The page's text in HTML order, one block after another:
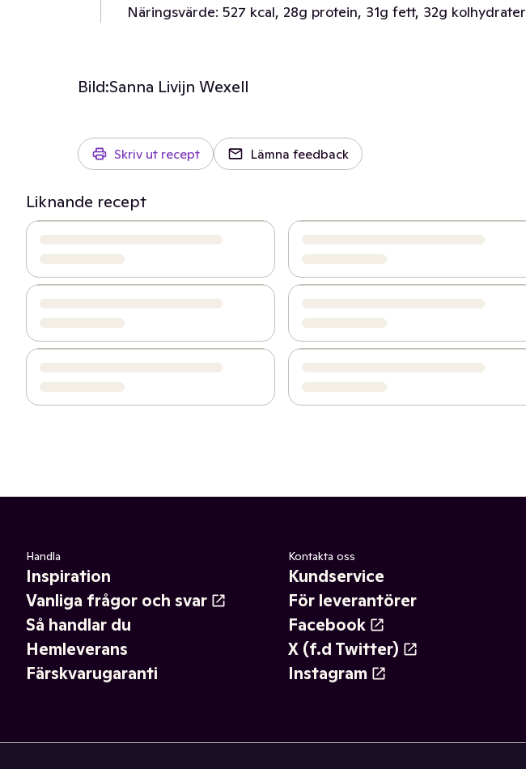
Näringsvärde: 527 kcal, 28g protein, 31g fett, 32g kolhydrater
Bild:Sanna Livijn Wexell
Skriv ut recept Lämna feedback
Liknande recept
Handla
Inspiration
Vanliga frågor och svar
Så handlar du
Hemleverans
Färskvarugaranti
Kontakta oss
Kundservice
För leverantörer
Facebook
X (f.d Twitter)
Instagram